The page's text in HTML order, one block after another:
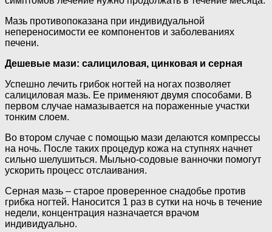
Мазь противопоказана при индивидуальной
непереносимости ее компонентов и заболеваниях
печени.
Дешевые мази: салициловая, цинковая и серная
Успешно лечить грибок ногтей на ногах позволяет
салициловая мазь. Ее применяют двумя способами. В
первом случае намазывается на пораженные участки
тонким слоем.
Во втором случае с помощью мази делаются компрессы
на ночь. После таких процедур кожа на ступнях начнет
сильно шелушиться. Мыльно-содовые ванночки помогут
ускорить процесс отслаивания.
Серная мазь – старое проверенное снадобье против
грибка ногтей. Наносится 1 раз в сутки на ночь в течение
недели, концентрация назначается врачом
индивидуально.